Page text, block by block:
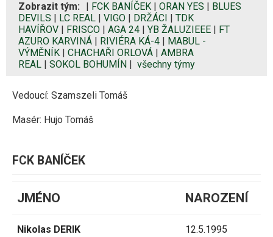
Zobrazit tým: FCK BANÍČEK ORAN YES
BLUES
DEVILS
LC REAL VIGO DRŽÁCI
TDK
HAVÍŘOV
FRISCO AGA 24 YB ŽALUZIEEE
FT
AZURO KARVINÁ
RIVIÉRA KÁ-4
MABUL -
VÝMĚNÍK
CHACHAŘI ORLOVÁ
AMBRA
REAL
SOKOL BOHUMÍN všechny týmy
Vedoucí: Szamszeli Tomáš
Masér: Hujo Tomáš
FCK BANÍČEK
JMÉNO NAROZENÍ
Nikolas DERIK 12.5.1995